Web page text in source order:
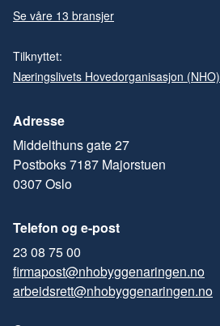
Se våre 13 bransjer
Tilknyttet:
Næringslivets Hovedorganisasjon (NHO)
Adresse
Middelthuns gate 27
Postboks 7187 Majorstuen
0307 Oslo
Telefon og e-post
23 08 75 00
firmapost@nhobyggenaringen.no
arbeidsrett@nhobyggenaringen.no